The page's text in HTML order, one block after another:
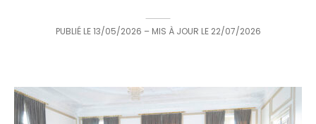
PUBLIÉ LE 13/05/2026 – MIS À JOUR LE 22/07/2026